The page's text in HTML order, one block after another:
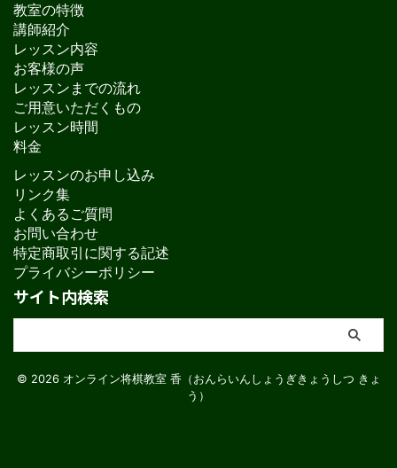
教室の特徴
講師紹介
レッスン内容
お客様の声
レッスンまでの流れ
ご用意いただくもの
レッスン時間
料金
レッスンのお申し込み
リンク集
よくあるご質問
お問い合わせ
特定商取引に関する記述
プライバシーポリシー
サイト内検索
© 2026 オンライン将棋教室 香（おんらいんしょうぎきょうしつ きょ
う）